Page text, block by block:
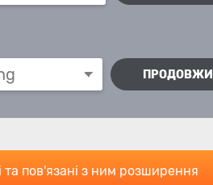
та пов'язані з ним розширення